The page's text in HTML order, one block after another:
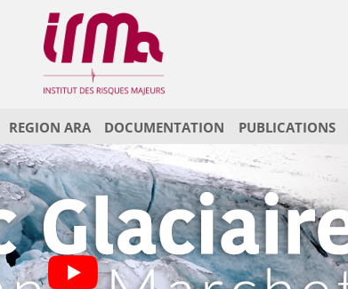
REGION ARA DOCUMENTATION PUBLICATIONS